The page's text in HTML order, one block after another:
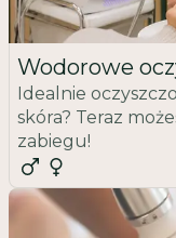
Wodorowe
Idealnie
skóra? Teraz
zabiegu!